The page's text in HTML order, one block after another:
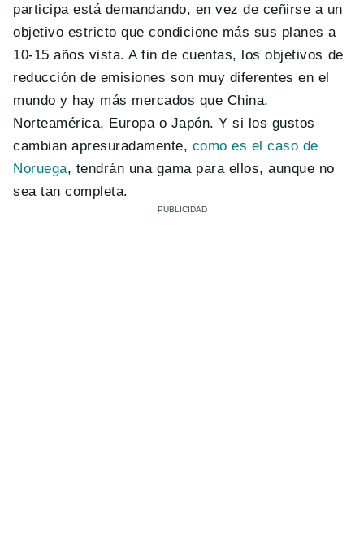
participa está demandando, en vez de ceñirse a un
objetivo estricto que condicione más sus planes a
10-15 años vista. A fin de cuentas, los objetivos de
reducción de emisiones son muy diferentes en el
mundo y hay más mercados que China,
Norteamérica, Europa o Japón. Y si los gustos
cambian apresuradamente, como es el caso de
Noruega, tendrán una gama para ellos, aunque no
sea tan completa.